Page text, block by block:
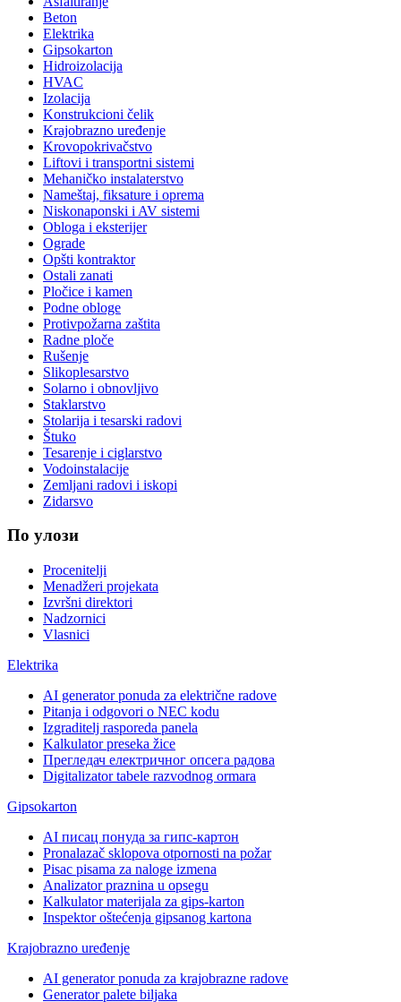
Beton
Elektrika
Gipsokarton
Hidroizolacija
HVAC
Izolacija
Konstrukcioni čelik
Krajobrazno uređenje
Krovopokrivačstvo
Liftovi i transportni sistemi
Mehaničko instalaterstvo
Nameštaj, fiksature i oprema
Niskonaponski i AV sistemi
Obloga i eksterijer
Ograde
Opšti kontraktor
Ostali zanati
Pločice i kamen
Podne obloge
Protivpožarna zaštita
Radne ploče
Rušenje
Slikoplesarstvo
Solarno i obnovljivo
Staklarstvo
Stolarija i tesarski radovi
Štuko
Tesarenje i ciglarstvo
Vodoinstalacije
Zemljani radovi i iskopi
Zidarsvo
По улози
Procenitelji
Menadžeri projekata
Izvršni direktori
Nadzornici
Vlasnici
Elektrika
AI generator ponuda za električne radove
Pitanja i odgovori o NEC kodu
Izgraditelj rasporeda panela
Kalkulator preseka žice
Прегледач електричног опсега радова
Digitalizator tabele razvodnog ormara
Gipsokarton
AI писац понуда за гипс-картон
Pronalazač sklopova otpornosti na požar
Pisac pisama za naloge izmena
Analizator praznina u opsegu
Kalkulator materijala za gips-karton
Inspektor oštećenja gipsanog kartona
Krajobrazno uređenje
AI generator ponuda za krajobrazne radove
Generator palete biljaka